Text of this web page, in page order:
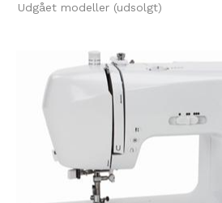
Udgået modeller (udsolgt)